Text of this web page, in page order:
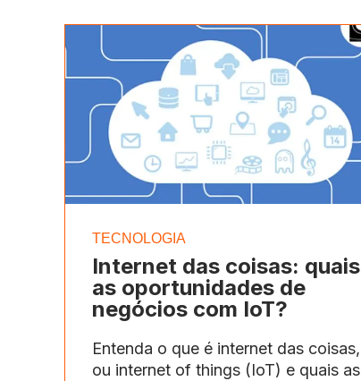
TECNOLOGIA
Internet das coisas: quais
as oportunidades de
negócios com IoT?
Entenda o que é internet das coisas,
ou internet of things (IoT) e quais as